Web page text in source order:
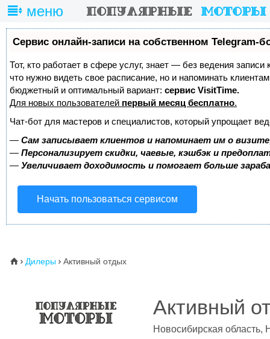
меню
Сервис онлайн-записи на собственном Telegram-
Тот, кто работает в сфере услуг, знает — без ведения записи
что нужно видеть свое расписание, но и напоминать
бюджетный и оптимальный вариант: сервис VisitTime.
Для новых пользователей первый месяц бесплатно.
Чат-бот для мастеров и специалистов, который упрощает
— Сам записывает клиентов и напоминает им о
— Персонализирует скидки, чаевые, кэшбэк и
— Увеличивает доходимость и помогает больше
Начать пользоваться сервисом
⌂  Дилеры  Активный отдых
Активный
Новосибирская область,